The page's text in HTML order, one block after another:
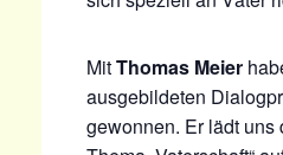
MitThomas Meier
ausgebildeten
gewonnen. Er lädt uns